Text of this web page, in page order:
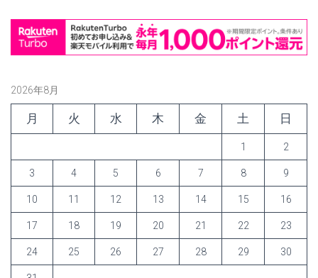
2026年8月
月 火 水 木 金 土 日
1 2
3 4 5 6 7 8 9
10 11 12 13 14 15 16
17 18 19 20 21 22 23
24 25 26 27 28 29 30